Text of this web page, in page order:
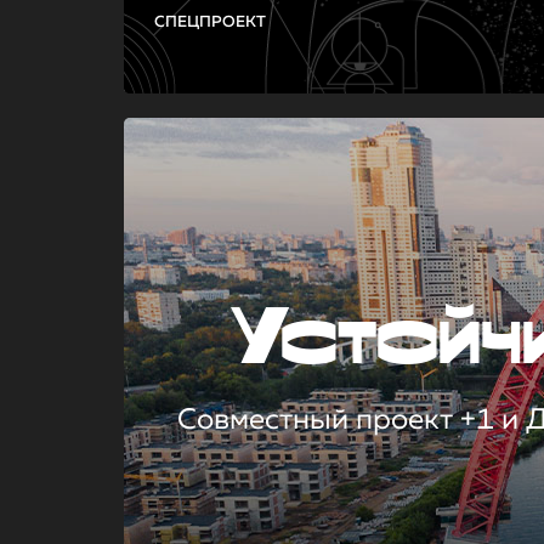
СПЕЦПРОЕКТ
Совместный проект +1 и